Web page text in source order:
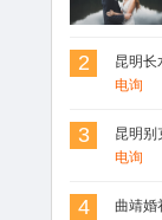
2
昆明长
电询
3
电询
4
曲靖婚